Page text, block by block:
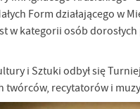
Form działającego w
w kategorii osób
i Sztuki odbył się
recytatorów i